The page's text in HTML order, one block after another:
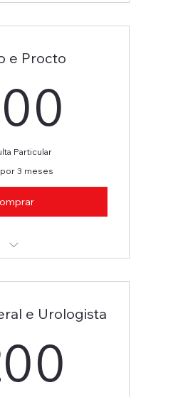
e Procto
Particular
3 meses
e Urologista